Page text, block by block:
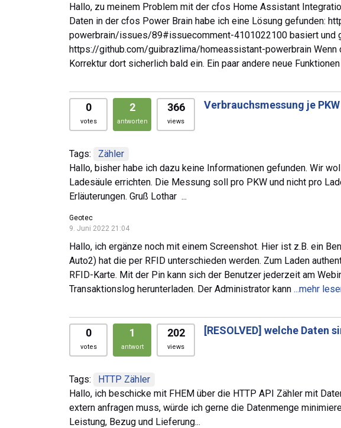
Hallo, zu meinem Problem mit der cfos Home Assistant
Daten in der cfos Power Brain habe ich eine Lösung gefunden:
powerbrain/issues/89#issuecomment-4101022100 basiert und
https://github.com/guibrazlima/homeassistant-powerbrain
Korrektur dort sicherlich bald ein. Ein paar andere neue
0
votes
2
antworten
366
views
Verbrauchsmessung je PKW
Tags:
Zähler
Hallo, bisher habe ich dazu keine Informationen gefunden. Wir
Ladesäule errichten. Die Messung soll pro PKW und nicht pro
Erläuterungen. Gruß Lothar ...
Geotec
9. Juni 2022 21:04
Hallo, ich ergänze noch mit einem Screenshot. Hier ist z.B. ein
Auto2) hat die per RFID unterschieden werden. Zum Laden
RFID-Karte. Mit der Pin kann sich der Benutzer jederzeit am
Transaktionslog herunterladen. Der Administrator kann ...mehr
0
votes
1
antwort
202
views
[RESOLVED] welche Daten
Tags:
HTTP Zähler
Hallo, ich beschicke mit FHEM über die HTTP API Zähler mit
extern anfragen muss, würde ich gerne die Datenmenge
Leistung, Bezug und Lieferung...